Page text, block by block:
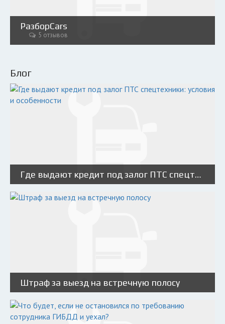
РазборCars
5 отзывов
Блог
Где выдают кредит под залог ПТС спецтехники: условия и особенности
Штраф за выезд на встречную полосу